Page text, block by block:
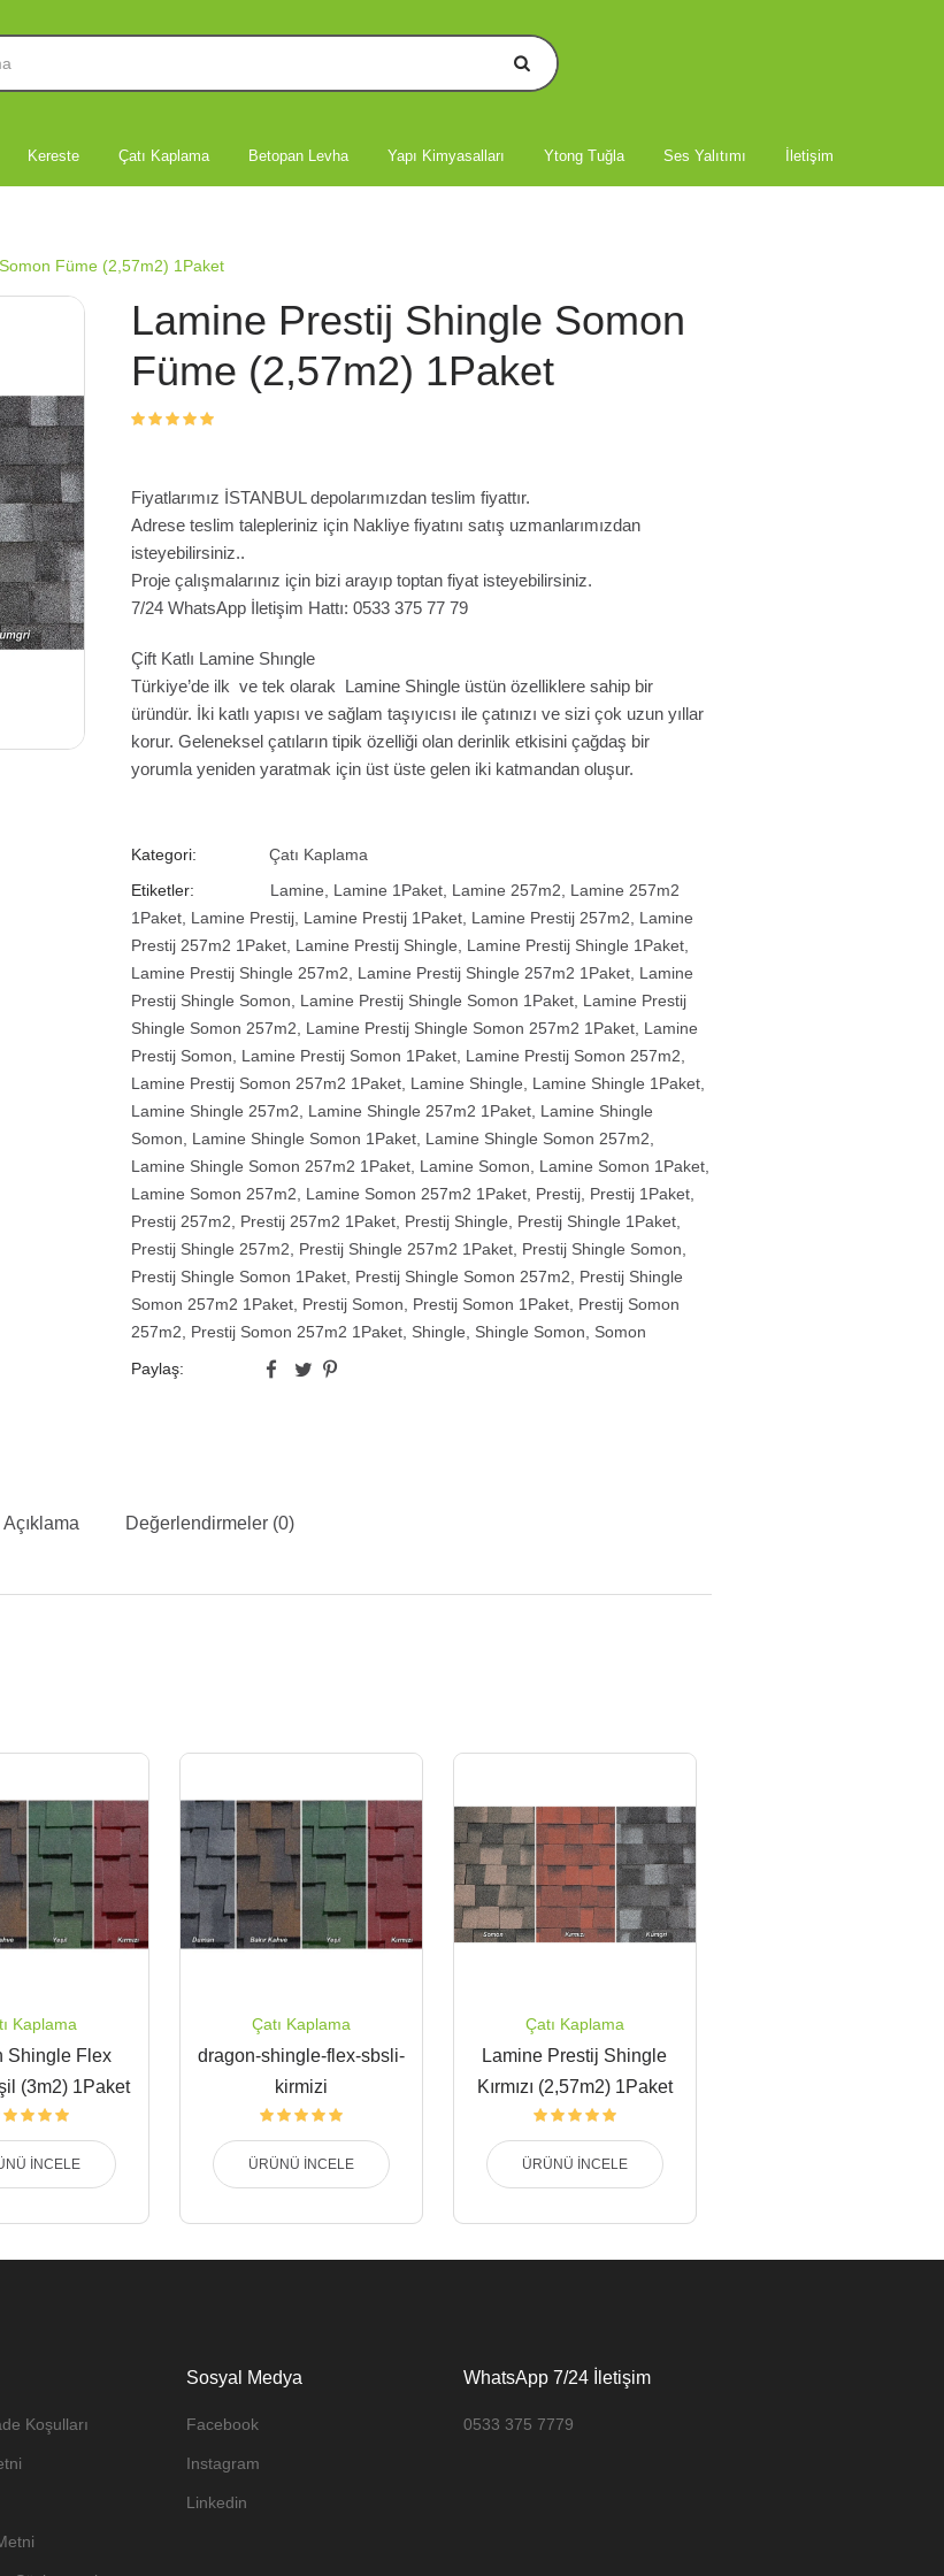
Kereste Çatı Kaplama Betopan Levha Yapı Kimyasalları Ytong Tuğla Ses Yalıtımı İletişim
Füme (2,57m2) 1Paket
Lamine Prestij Shingle Somon
Füme (2,57m2) 1Paket
Fiyatlarımız İSTANBUL depolarımızdan teslim fiyattır.
Adrese teslim talepleriniz için Nakliye fiyatını satış uzmanlarımızdan
isteyebilirsiniz..
Proje çalışmalarınız için bizi arayıp toptan fiyat isteyebilirsiniz.
7/24 WhatsApp İletişim Hattı: 0533 375 77 79
Çift Katlı Lamine Shıngle
Türkiye’de ilk ve tek olarak Lamine Shingle üstün özelliklere sahip bir
üründür. İki katlı yapısı ve sağlam taşıyıcısı ile çatınızı ve sizi çok uzun yıllar
korur. Geleneksel çatıların tipik özelliği olan derinlik etkisini çağdaş bir
yorumla yeniden yaratmak için üst üste gelen iki katmandan oluşur.
Kategori:
Çatı Kaplama
Etiketler:
Lamine Lamine 1Paket, Lamine 257m2
Lamine 257m2
1Paket, Lamine Prestij, Lamine Prestij 1Paket, Lamine Prestij 257m2
Lamine
Prestij 257m2 1Paket, Lamine Prestij Shingle Lamine Prestij Shingle 1Paket,
Lamine Prestij Shingle 257m2
Lamine Prestij Shingle 257m2 1Paket, Lamine
Prestij Shingle Somon
Lamine Prestij Shingle Somon 1Paket, Lamine Prestij
Shingle Somon 257m2
Lamine Prestij Shingle Somon 257m2 1Paket, Lamine
Prestij Somon
Lamine Prestij Somon 1Paket, Lamine Prestij Somon 257m2
Lamine Prestij Somon 257m2 1Paket, Lamine Shingle Lamine Shingle 1Paket,
Lamine Shingle 257m2
Lamine Shingle 257m2 1Paket, Lamine Shingle
Somon
Lamine Shingle Somon 1Paket, Lamine Shingle Somon 257m2
Lamine Shingle Somon 257m2 1Paket, Lamine Somon Lamine Somon 1Paket,
Lamine Somon 257m2
Lamine Somon 257m2 1Paket, Prestij, Prestij 1Paket,
Prestij 257m2
Prestij 257m2 1Paket, Prestij Shingle Prestij Shingle 1Paket,
Prestij Shingle 257m2
Prestij Shingle 257m2 1Paket, Prestij Shingle Somon
Prestij Shingle Somon 1Paket, Prestij Shingle Somon 257m2
Prestij Shingle
Somon 257m2 1Paket, Prestij Somon Prestij Somon 1Paket, Prestij Somon
257m2
Prestij Somon 257m2 1Paket, Shingle Shingle Somon Somon
Paylaş:
Açıklama Değerlendirmeler (0)
Kaplama
Shingle Flex
(3m2) 1Paket
İNCELE
Çatı Kaplama
dragon-shingle-flex-sbsli-
kirmizi
ÜRÜNÜ İNCELE
Çatı Kaplama
Lamine Prestij Shingle
Kırmızı (2,57m2) 1Paket
ÜRÜNÜ İNCELE
Koşulları
Sosyal Medya
Facebook
Instagram
Linkedin
WhatsApp 7/24 İletişim
0533 375 7779